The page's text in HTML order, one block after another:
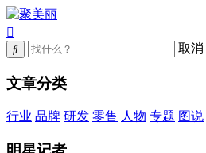
取消
文章分类
行业 品牌 研发 零售 人物 专题 图说